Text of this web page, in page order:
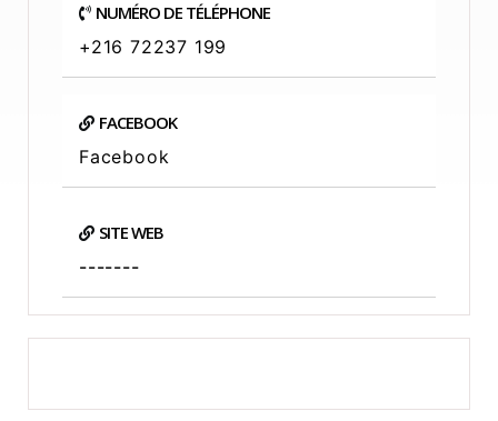
NUMÉRO DE TÉLÉPHONE
+216 72237 199
FACEBOOK
Facebook
SITE WEB
-------